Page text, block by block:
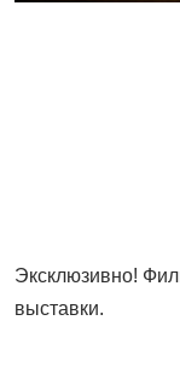
Эксклюзивно!
выставки.